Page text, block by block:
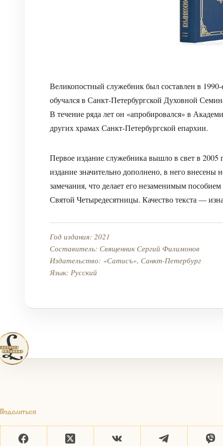
Великопостный служебник был составлен в 1990-
обучался в Санкт-Петербургской Духовной
В течение ряда лет он «апробировался» в
других храмах Санкт-Петербургской епархии.
Первое издание служебника вышло в свет в 2005
издание значительно дополнено, в него внесены
замечания, что делает его незаменимым
Святой Четыредесятницы. Качество текста —
Год издания: 2021
Составитель: Священник Сергий Филимонов
Издательство: «Сатисъ», Санкт-Петербург
Язык: Русский
Поделиться